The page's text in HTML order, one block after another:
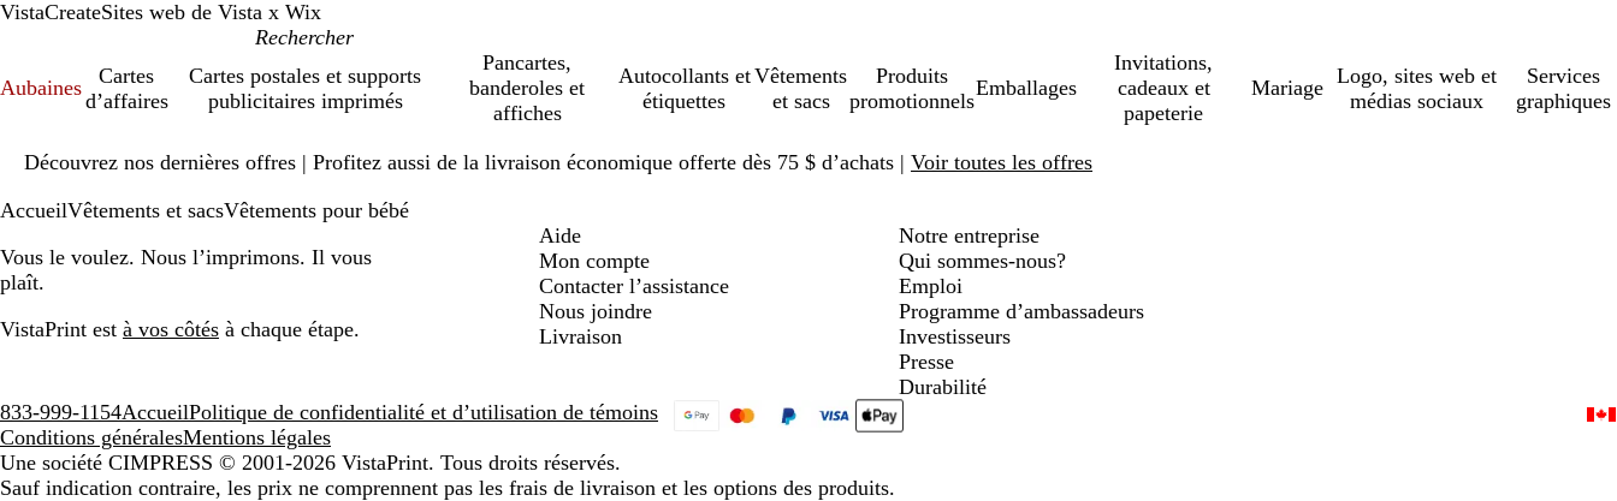
VistaCreateSites web de Vista x Wix
Aubaines
Cartes
d’affaires
Cartes postales et supports
publicitaires imprimés
Pancartes,
banderoles et
affiches
Autocollants et
étiquettes
Vêtements
et sacs
Produits
promotionnels
Emballages
Invitations,
cadeaux et
papeterie
Mariage
Logo, sites web et
médias sociaux
Services
graphiques
Découvrez nos dernières offres | Profitez aussi de la livraison économique offerte dès 75 $ d’achats | Voir toutes les offres
1
AccueilVêtements et sacsVêtements pour bébé
Vous le voulez. Nous l’imprimons. Il vous
plaît.
VistaPrint est à vos côtés à chaque étape.
Aide
Mon compte
Contacter l’assistance
Nous joindre
Livraison
Notre entreprise
Qui sommes-nous?
Emploi
Programme d’ambassadeurs
Investisseurs
Presse
Durabilité
833-999-1154AccueilPolitique de confidentialité et d’utilisation de témoins
Conditions généralesMentions légales
Une société CIMPRESS © 2001-2026 VistaPrint. Tous droits réservés.
Sauf indication contraire, les prix ne comprennent pas les frais de livraison et les options des produits.